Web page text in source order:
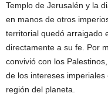
Templo de Jerusalén y la
en manos de otros
territorial quedó arraigado
directamente a su fe. Por
convivió con los
de los intereses
región del planeta.